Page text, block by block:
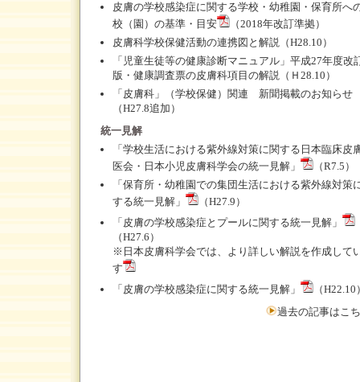
皮膚の学校感染症に関する学校・幼稚園・保育所へ
校（園）の基準・目安
（2018年改訂準拠）
皮膚科学校保健活動の連携図と解説 （H28.10）
「児童生徒等の健康診断マニュアル」平成27年度改
版・健康調査票の皮膚科項目の解説 （Ｈ28.10）
「皮膚科」（学校保健）関連 新聞掲載のお知らせ
（H27.8追加）
統一見解
「学校生活における紫外線対策に関する日本臨床皮
医会・日本小児皮膚科学会の統一見解」
（R7.5）
「保育所・幼稚園での集団生活における紫外線対策
する統一見解」
（H27.9）
「皮膚の学校感染症とプールに関する統一見解」
（H27.6）
※ 日本皮膚科学会では、より詳しい解説を作成して
す
「皮膚の学校感染症に関する統一見解」
（H22.10
過去の記事はこ